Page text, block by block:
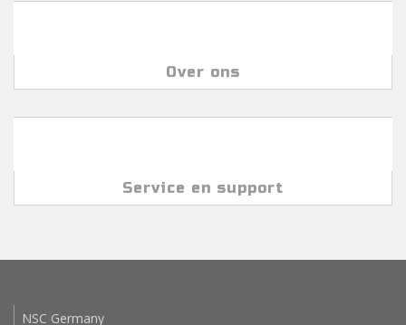
Over ons
Service en support
NSC Germany